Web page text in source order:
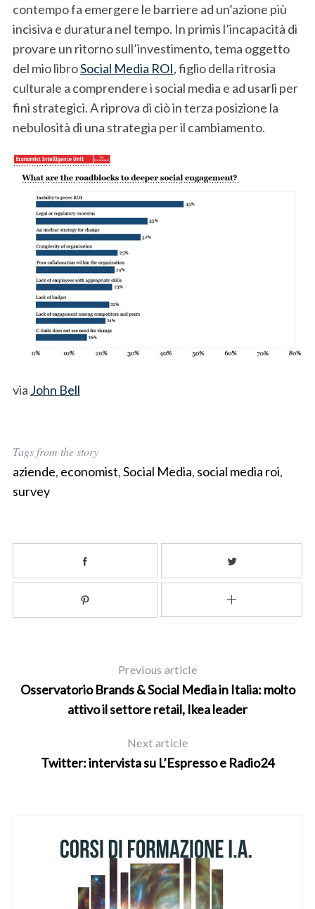
contempo fa emergere le barriere ad un’azione più
incisiva e duratura nel tempo. In primis l’incapacità di
provare un ritorno sull’investimento, tema oggetto
del mio libroSocial Media ROI, figlio della ritrosia
culturale a comprendere i social media e ad usarli per
fini strategici. A riprova di ciò in terza posizione la
nebulosità di una strategia per il cambiamento.
via John Bell
Tags from the story
aziende, economist,Social Media, social media roi,
survey
Previous article
Osservatorio Brands & Social Media in Italia: molto
attivo il settore retail, Ikea leader
Next article
Twitter: intervista su L’Espresso e Radio24
e
f